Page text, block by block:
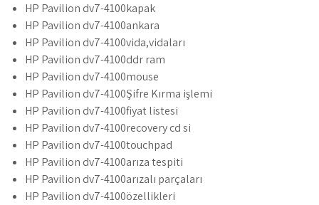
HP Pavilion dv7-4100kapak
HP Pavilion dv7-4100ankara
HP Pavilion dv7-4100vida,vidaları
HP Pavilion dv7-4100ddr ram
HP Pavilion dv7-4100mouse
HP Pavilion dv7-4100Şifre Kırma işlemi
HP Pavilion dv7-4100fiyat listesi
HP Pavilion dv7-4100recovery cd si
HP Pavilion dv7-4100touchpad
HP Pavilion dv7-4100arıza tespiti
HP Pavilion dv7-4100arızalı parçaları
HP Pavilion dv7-4100özellikleri